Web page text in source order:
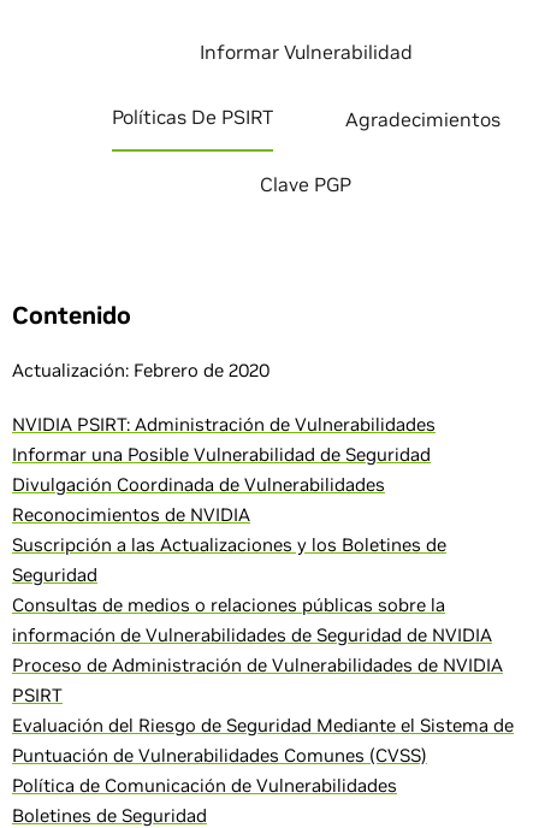
Informar Vulnerabilidad
Políticas De PSIRT Agradecimientos
Clave PGP
Contenido
Actualización: Febrero de 2020
NVIDIA PSIRT: Administración de Vulnerabilidades
Informar una Posible Vulnerabilidad de Seguridad
Divulgación Coordinada de Vulnerabilidades
Reconocimientos de NVIDIA
Suscripción a las Actualizaciones y los Boletines de
Seguridad
Consultas de medios o relaciones públicas sobre la
información de Vulnerabilidades de Seguridad de NVIDIA
Proceso de Administración de Vulnerabilidades de NVIDIA
PSIRT
Evaluación del Riesgo de Seguridad Mediante el Sistema de
Puntuación de Vulnerabilidades Comunes (CVSS)
Política de Comunicación de Vulnerabilidades
Boletines de Seguridad